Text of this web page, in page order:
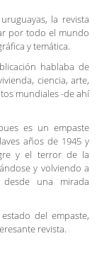
la revista
por todo el mundo
y temática.
hablaba de
ciencia, arte,
mundiales -de ahí
es un empaste
años de 1945 y
y el terror de la
y volviendo a
una mirada
del empaste,
revista.